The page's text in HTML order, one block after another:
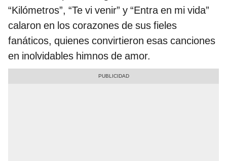
“Kilómetros”, “Te vi venir” y “Entra en mi vida”
calaron en los corazones de sus fieles
fanáticos, quienes convirtieron esas canciones
en inolvidables himnos de amor.